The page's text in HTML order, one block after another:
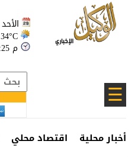
الأحد 2026-08-09
34°C
04:25 م
☰
أخبار محلية اقتصاد محلي